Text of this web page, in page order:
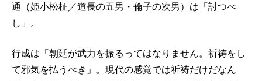
通（姫小松柾／道長の五男・倫子の次男）は「討つべ
し」。
行成は「朝廷が武力を振るってはなりません。祈祷をし
て邪気を払うべき」。現代の感覚では祈祷だけだなん